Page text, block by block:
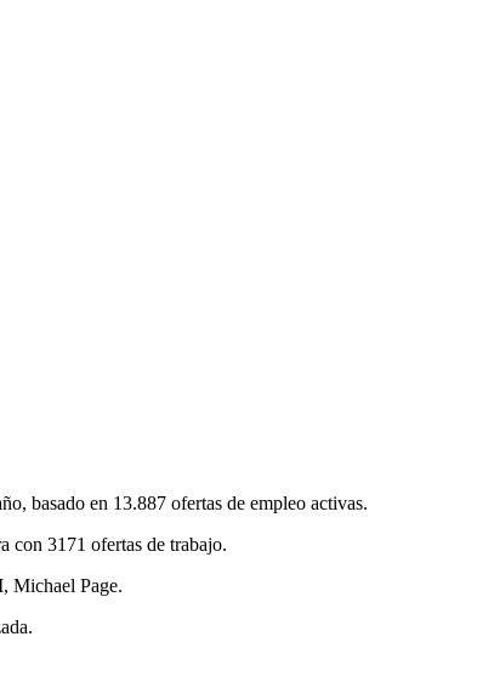
basado en 13.887 ofertas de empleo activas.
con 3171 ofertas de trabajo.
Michael Page.